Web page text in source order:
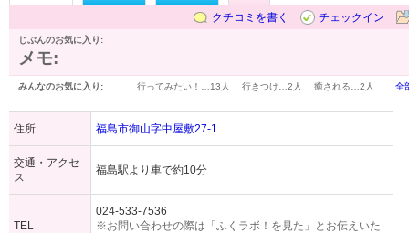
クチコミを書く
チェックイン
じぶんのお気に入り:
メモ:
みんなのお気に入り: 行ってみたい！… 13人 行きつけ… 2人 癒される… 2人 全
住所 福島市御山字中屋敷27-1
交通・アクセ
ス
福島駅より車で約10分
TEL
024-533-7536
※お問い合わせの際は「ふくラボ！を見た」とお伝えいた